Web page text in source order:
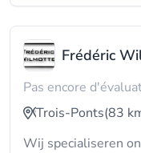
Frédéric
Pas encore
Trois-Ponts(83
Wij specialiseren